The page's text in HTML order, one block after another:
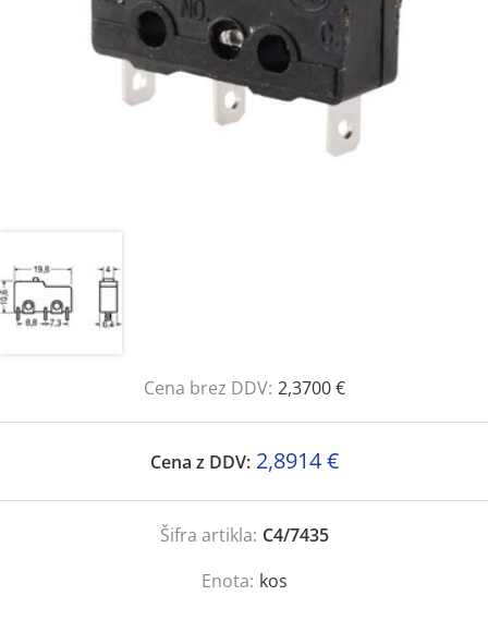
Cena brez DDV: 2,3700 €
Cena z DDV: 2,8914 €
Šifra artikla: C4/7435
Enota: kos